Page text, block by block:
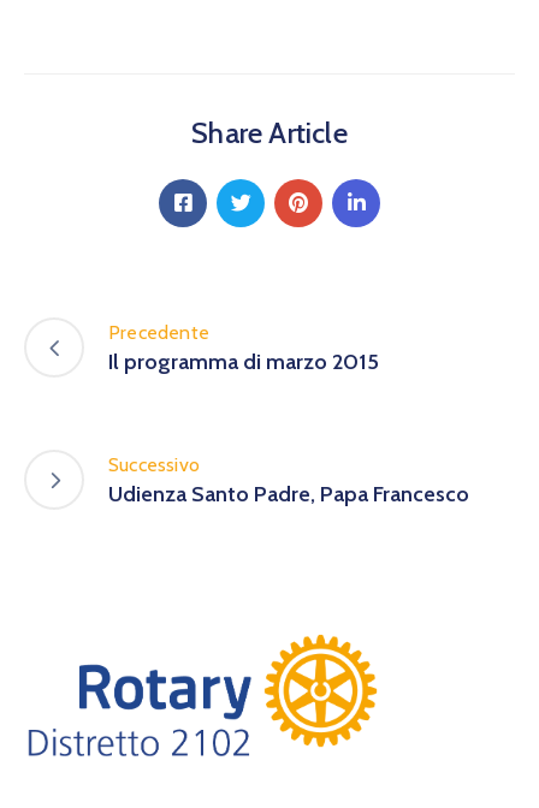
Share Article
Precedente
Il programma di marzo 2015
Successivo
Udienza Santo Padre, Papa Francesco